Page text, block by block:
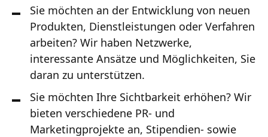
Sie möchten an der Entwicklung von neuen
Produkten, Dienstleistungen oder Verfahren
arbeiten? Wir haben Netzwerke,
interessante Ansätze und Möglichkeiten, Sie
daran zu unterstützen.
Sie möchten Ihre Sichtbarkeit erhöhen? Wir
bieten verschiedene PR- und
Marketingprojekte an, Stipendien- sowie